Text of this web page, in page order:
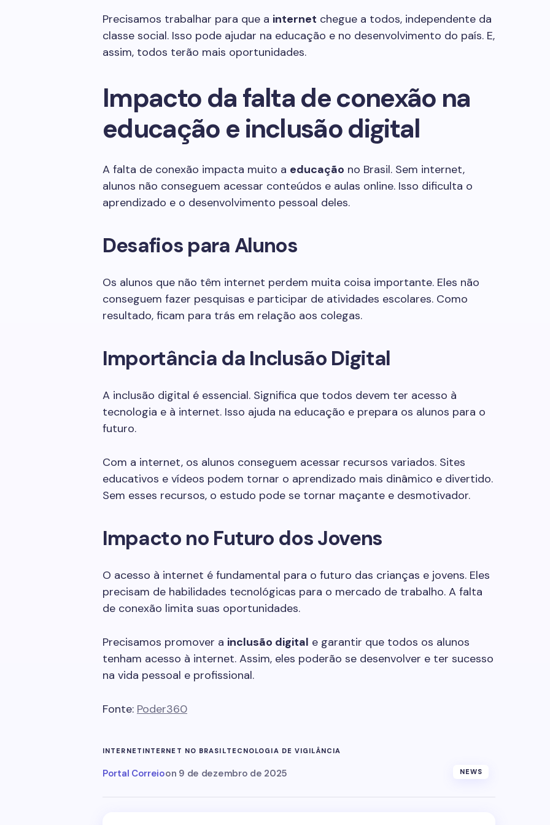
Precisamos trabalhar para que a internet chegue a todos, independente da
classe social. Isso pode ajudar na educação e no desenvolvimento do país. E,
assim, todos terão mais oportunidades.
Impacto da falta de conexão na
educação e inclusão digital
A falta de conexão impacta muito a educação no Brasil. Sem internet,
alunos não conseguem acessar conteúdos e aulas online. Isso dificulta o
aprendizado e o desenvolvimento pessoal deles.
Desafios para Alunos
Os alunos que não têm internet perdem muita coisa importante. Eles não
conseguem fazer pesquisas e participar de atividades escolares. Como
resultado, ficam para trás em relação aos colegas.
Importância da Inclusão Digital
A inclusão digital é essencial. Significa que todos devem ter acesso à
tecnologia e à internet. Isso ajuda na educação e prepara os alunos para o
futuro.
Com a internet, os alunos conseguem acessar recursos variados. Sites
educativos e vídeos podem tornar o aprendizado mais dinâmico e divertido.
Sem esses recursos, o estudo pode se tornar maçante e desmotivador.
Impacto no Futuro dos Jovens
O acesso à internet é fundamental para o futuro das crianças e jovens. Eles
precisam de habilidades tecnológicas para o mercado de trabalho. A falta
de conexão limita suas oportunidades.
Precisamos promover a inclusão digital e garantir que todos os alunos
tenham acesso à internet. Assim, eles poderão se desenvolver e ter sucesso
na vida pessoal e profissional.
Fonte: Poder360
INTERNET INTERNET NO BRASILTECNOLOGIA DE VIGILÂNCIA
Portal Correioon 9 de dezembro de 2025 NEWS